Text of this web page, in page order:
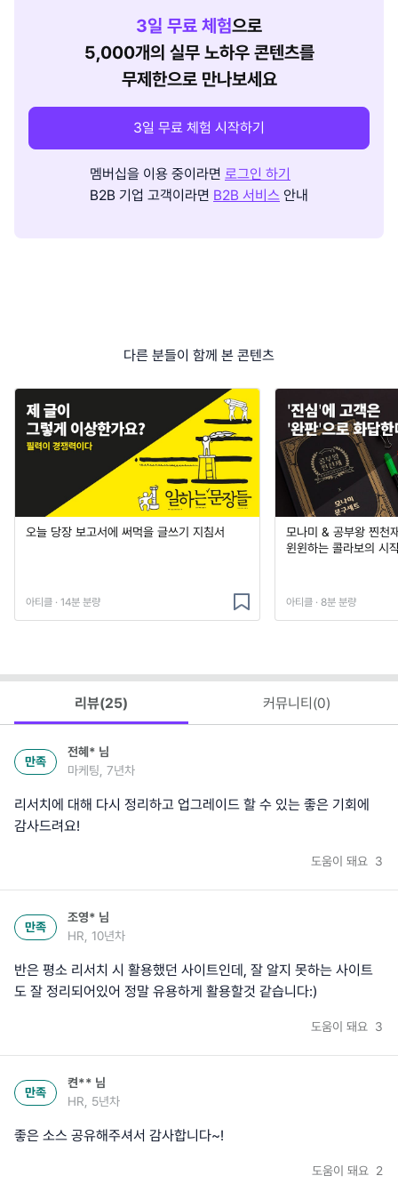
3일 무료 체험으로
5,000개의 실무 노하우 콘텐츠를
무제한으로 만나보세요
3일 무료 체험 시작하기
멤버십을 이용 중이라면 로그인 하기
B2B 기업 고객이라면 B2B 서비스 안내
다른 분들이 함께 본 콘텐츠
오늘 당장 보고서에 써먹을 글쓰기 지침서
아티클 · 14분 분량
모나미 & 공부왕 찐천
윈윈하는 콜라보의 시
아티클 · 8분 분량
리뷰(25) 커뮤니티(0)
만족
전혜* 님
마케팅, 7년차
리서치에 대해 다시 정리하고 업그레이드 할 수 있는 좋은 기회에
감사드려요!
도움이 돼요 3
만족
조영* 님
HR, 10년차
반은 평소 리서치 시 활용했던 사이트인데, 잘 알지 못하는 사이트
도 잘 정리되어있어 정말 유용하게 활용할것 같습니다:)
도움이 돼요 3
만족
켠** 님
HR, 5년차
좋은 소스 공유해주셔서 감사합니다~!
도움이 돼요 2